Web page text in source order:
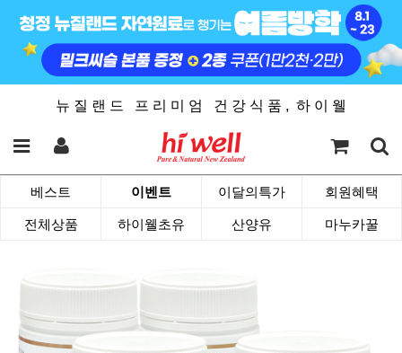
뉴 질 랜 드 프 리 미 엄 건 강 식 품 , 하 이 웰
베스트 이벤트 이달의특가 회원혜택
전체상품 하이웰초유 산양유 마누카꿀